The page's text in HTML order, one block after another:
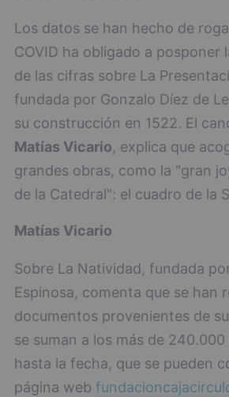
Los datos se han hecho de
COVID ha obligado a posponer
de las cifras sobre La
fundada por Gonzalo Díez de
su construcción en 1522. El
Matías Vicario, explica que
grandes obras, como la "gran
de la Catedral": el cuadro de la
Matías Vicario
Sobre La Natividad, fundada
Espinosa, comenta que se han
documentos provenientes de
se suman a los más de
hasta la fecha, que se pueden
página web